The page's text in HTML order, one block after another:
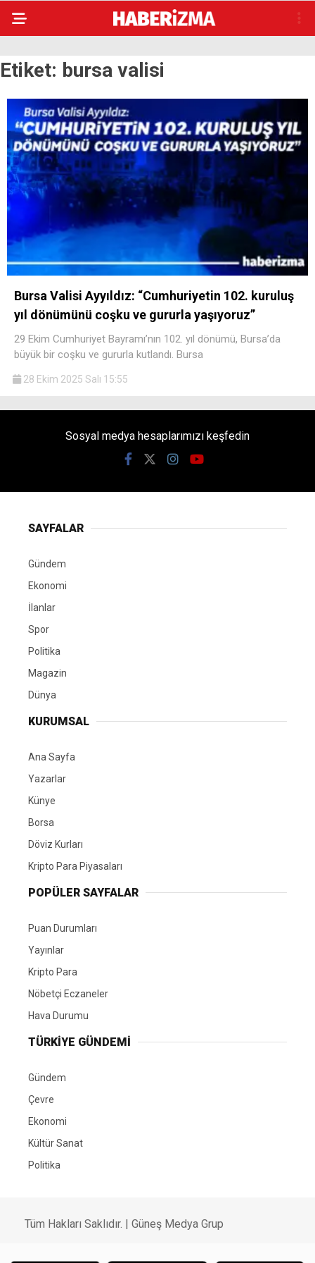
Etiket: bursa valisi
Bursa Valisi Ayyıldız: “Cumhuriyetin 102. kuruluş
yıl dönümünü coşku ve gururla yaşıyoruz”
29 Ekim Cumhuriyet Bayramı’nın 102. yıl dönümü, Bursa’da
büyük bir coşku ve gururla kutlandı. Bursa
28 Ekim 2025 Salı 15:55
Sosyal medya hesaplarımızı keşfedin
SAYFALAR
Gündem
Ekonomi
İlanlar
Spor
Politika
Magazin
Dünya
KURUMSAL
Ana Sayfa
Yazarlar
Künye
Borsa
Döviz Kurları
Kripto Para Piyasaları
POPÜLER SAYFALAR
Puan Durumları
Yayınlar
Kripto Para
Nöbetçi Eczaneler
Hava Durumu
TÜRKIYE GÜNDEMI
Gündem
Çevre
Ekonomi
Kültür Sanat
Politika
Tüm Hakları Saklıdır. | Güneş Medya Grup